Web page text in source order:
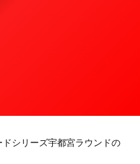
シリーズ宇都宮ラウンドの